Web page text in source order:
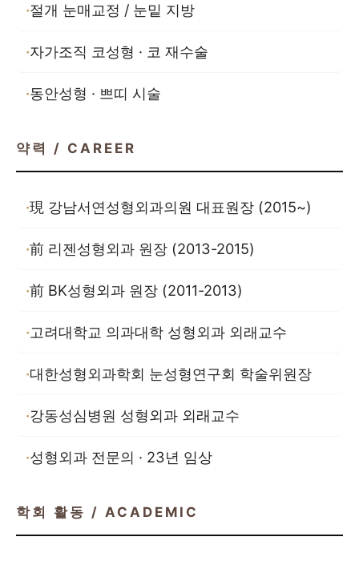
절개 눈매교정 / 눈밑 지방
자가조직 코성형 · 코 재수술
동안성형 · 쁘띠 시술
약력 / CAREER
現 강남서연성형외과의원 대표원장 (2015~)
前 리젠성형외과 원장 (2013-2015)
前 BK성형외과 원장 (2011-2013)
고려대학교 의과대학 성형외과 외래교수
대한성형외과학회 눈성형연구회 학술위원장
강동성심병원 성형외과 외래교수
성형외과 전문의 · 23년 임상
학회 활동 / ACADEMIC